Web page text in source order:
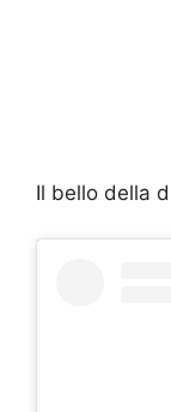
Il bello della